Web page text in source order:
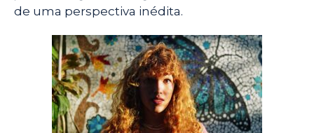
de uma perspectiva inédita.